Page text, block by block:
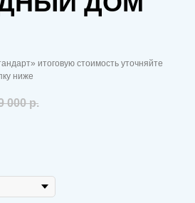
итоговую стоимость уточняйте
ниже
000 р.